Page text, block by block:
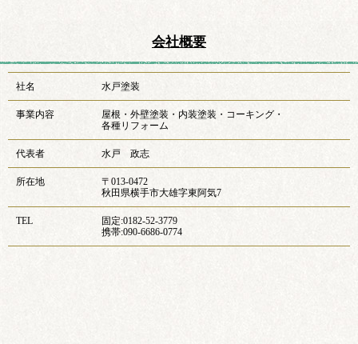
会社概要
社名 水戸塗装
事業内容
屋根・外壁塗装・内装塗装・コーキング・
各種リフォーム
代表者 水戸 政志
所在地
〒013-0472
秋田県横手市大雄字東阿気7
TEL
固定:0182-52-3779
携帯:090-6686-0774